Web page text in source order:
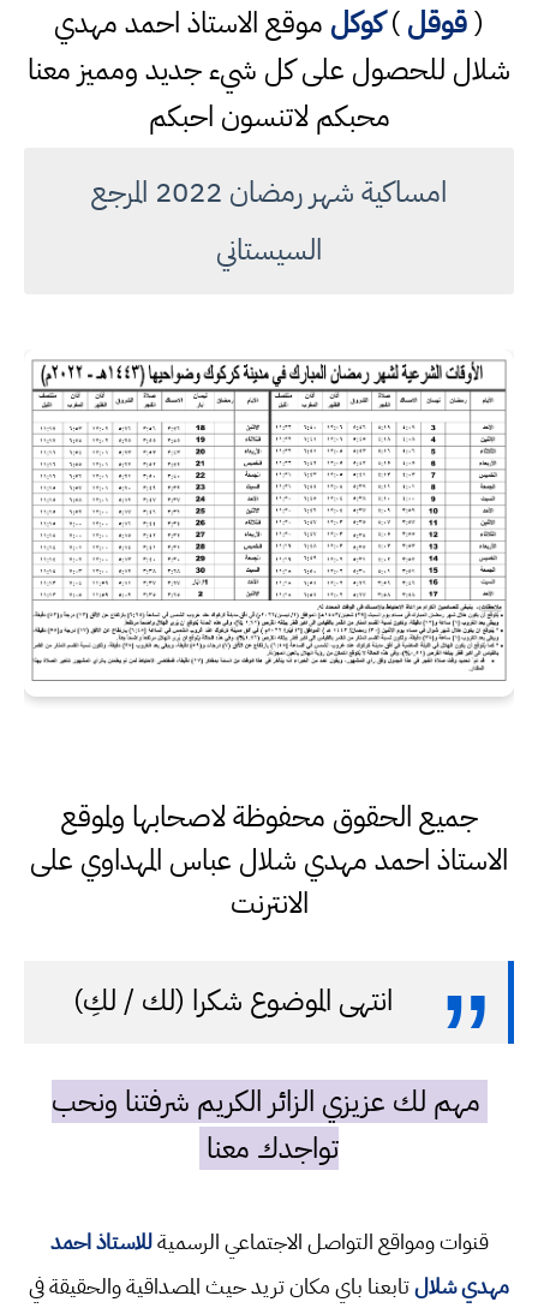
(قوقل)كوكل موقع الاستاذ احمد مهدي
شلال للحصول على كل شيء جديد ومميز معنا
محبكم لاتنسون احبكم
امساكية شهر رمضان 2022 المرجع
السيستاني
جميع الحقوق محفوظة لاصحابها ولموقع
الاستاذ احمد مهدي شلال عباس المهداوي على
الانترنت
انتهى الموضوع شكرا (لك / لكِ)
مهم لك عزيزي الزائر الكريم شرفتنا ونحب
تواجدك معنا
قنوات ومواقع التواصل الاجتماعي الرسميةللاستاذ احمد
مهدي شلالتابعنا باي مكان تريد حيث المصداقية والحقيقة في